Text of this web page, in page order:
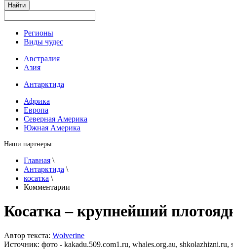
Регионы
Виды чудес
Австралия
Азия
Антарктида
Африка
Европа
Северная Америка
Южная Америка
Наши партнеры:
Главная \
Антарктида \
косатка \
Комментарии
Косатка – крупнейший
Автор текста: Wolverine
Источник: фото - kakadu.509.com1.ru, whales.org.au, shkolazhizni.ru,